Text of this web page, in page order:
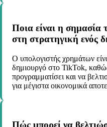
Ποια είναι η σημασία
στη στρατηγική ενός
Ο υπολογιστής χρημάτων
δημιουργό στο TikTok,
προγραμματίσει και να
για μέγιστα οικονομικά
Πώς μπορεί να